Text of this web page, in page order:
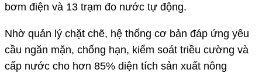
bơm điện và 13 trạm đo nước tự động.
Nhờ quản lý chặt chẽ, hệ thống cơ bản đáp ứng yêu
cầu ngăn mặn, chống hạn, kiểm soát triều cường và
cấp nước cho hơn 85% diện tích sản xuất nông